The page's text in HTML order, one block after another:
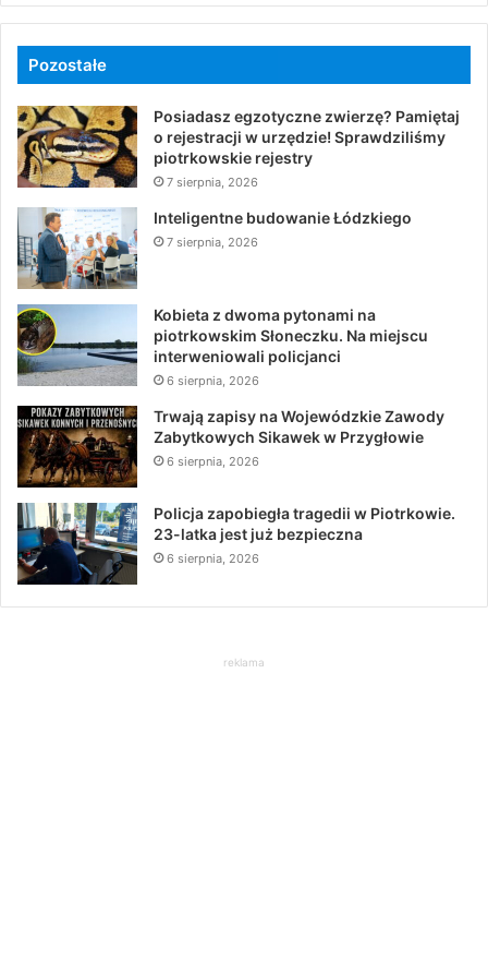
Pozostałe
Posiadasz egzotyczne zwierzę? Pamiętaj
o rejestracji w urzędzie! Sprawdziliśmy
piotrkowskie rejestry
7 sierpnia, 2026
Inteligentne budowanie Łódzkiego
7 sierpnia, 2026
Kobieta z dwoma pytonami na
piotrkowskim Słoneczku. Na miejscu
interweniowali policjanci
6 sierpnia, 2026
Trwają zapisy na Wojewódzkie Zawody
Zabytkowych Sikawek w Przygłowie
6 sierpnia, 2026
Policja zapobiegła tragedii w Piotrkowie.
23-latka jest już bezpieczna
6 sierpnia, 2026
reklama